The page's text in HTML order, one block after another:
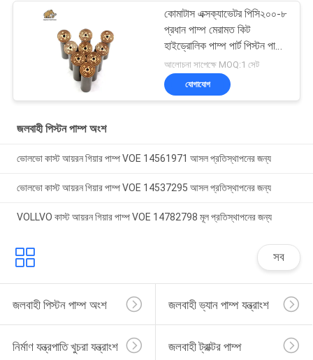
কোমাটাস এক্সক্যাভেটর পিসি২০০-৮
প্রধান পাম্প মেরামত কিট
হাইড্রোলিক পাম্প পার্ট পিস্টন পাম্প
রক্ষণাবেক্ষণ মেরামতের পরিষেবা
আলোচনা সাপেক্ষে MOQ:1 সেট
যোগাযোগ
জলবাহী পিস্টন পাম্প অংশ
ভোলভো কাস্ট আয়রন গিয়ার পাম্প VOE 14561971 আসল প্রতিস্থাপনের জন্য
ভোলভো কাস্ট আয়রন গিয়ার পাম্প VOE 14537295 আসল প্রতিস্থাপনের জন্য
VOLLVO কাস্ট আয়রন গিয়ার পাম্প VOE 14782798 মূল প্রতিস্থাপনের জন্য
সব
জলবাহী পিস্টন পাম্প অংশ জলবাহী ভ্যান পাম্প যন্ত্রাংশ
নির্মাণ যন্ত্রপাতি খুচরা যন্ত্রাংশ জলবাহী ট্রাক্টর পাম্প